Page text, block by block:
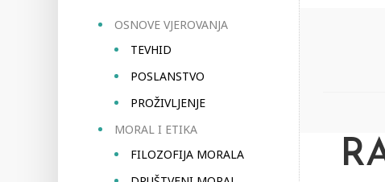
OSNOVE VJEROVANJA
TEVHID
POSLANSTVO
PROŽIVLJENJE
MORAL I ETIKA
FILOZOFIJA MORALA